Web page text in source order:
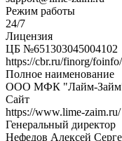
Режим работы
24/7
Лицензия
ЦБ №651303045004102
https://cbr.ru/finorg/
Полное наименование
ООО МФК "Лайм-
Сайт
https://www.lime-zaim.ru/
Генеральный директор
Нефедов Алексей